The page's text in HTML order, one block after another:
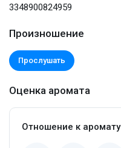
3348900824959
Произношение
Прослушать
Оценка аромата
Отношение к аромату